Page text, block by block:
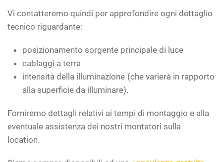
Vi contatteremo quindi per approfondire ogni dettaglio
tecnico riguardante:
posizionamento sorgente principale di luce
cablaggi a terra
intensità della illuminazione (che varierà in rapporto
alla superficie da illuminare).
Forniremo dettagli relativi ai tempi di montaggio e alla
eventuale assistenza dei nostri montatori sulla
location.